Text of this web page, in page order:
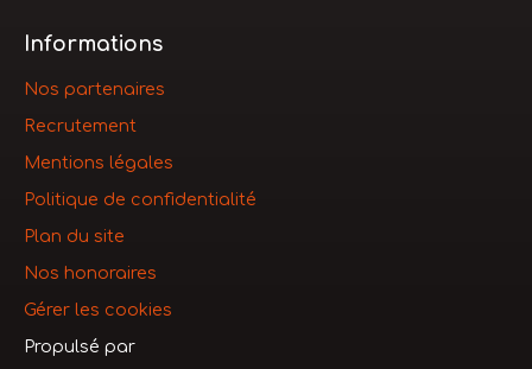
Informations
Nos partenaires
Recrutement
Mentions légales
Politique de confidentialité
Plan du site
Nos honoraires
Gérer les cookies
Propulsé par